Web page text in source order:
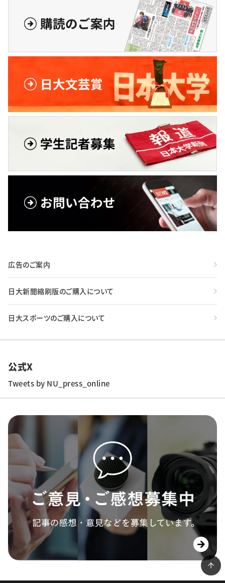
広告のご案内
日大新聞縮刷版のご購入について
日大スポーツのご購入について
公式X
Tweets by NU_press_online